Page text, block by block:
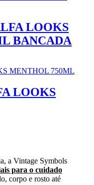
LOOKS
BANCADA
LOOKS
a Vintage Symbols
para o cuidado
corpo e rosto até